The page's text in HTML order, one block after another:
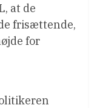
at de
frisættende,
for